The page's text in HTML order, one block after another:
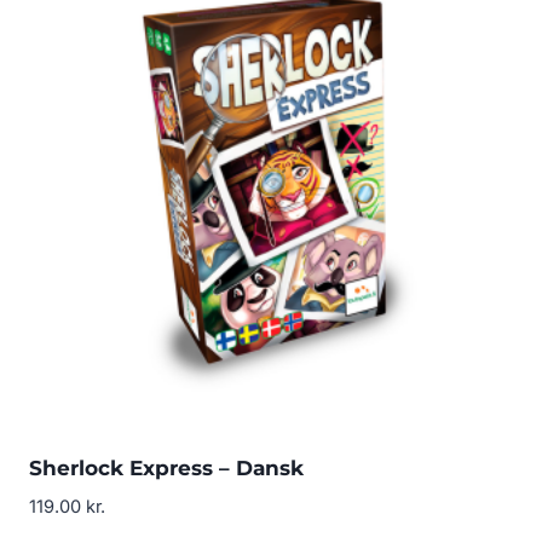
Sherlock Express – Dansk
119.00 kr.